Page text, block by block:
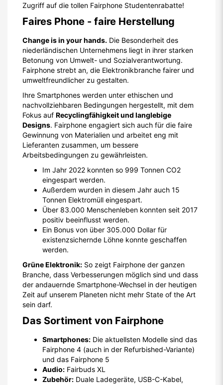
Zugriff auf die tollen Fairphone Studentenrabatte!
Faires Phone - faire Herstellung
Change is in your hands. Die Besonderheit des
niederländischen Unternehmens liegt in ihrer starken
Betonung von Umwelt- und Sozialverantwortung.
Fairphone strebt an, die Elektronikbranche fairer und
umweltfreundlicher zu gestalten.
Ihre Smartphones werden unter ethischen und
nachvollziehbaren Bedingungen hergestellt, mit dem
Fokus auf Recyclingfähigkeit und langlebige
Designs. Fairphone engagiert sich auch für die faire
Gewinnung von Materialien und arbeitet eng mit
Lieferanten zusammen, um bessere
Arbeitsbedingungen zu gewährleisten.
Im Jahr 2022 konnten so 999 Tonnen CO2
eingespart werden.
Außerdem wurden in diesem Jahr auch 15
Tonnen Elektromüll eingespart.
Über 83.000 Menschenleben konnten seit 2017
positiv beeinflusst werden.
Ein Bonus von über 305.000 Dollar für
existenzsichernde Löhne konnte geschaffen
werden.
Grüne Elektronik: So zeigt Fairphone der ganzen
Branche, dass Verbesserungen möglich sind und dass
der andauernde Smartphone-Wechsel in der heutigen
Zeit auf unserem Planeten nicht mehr State of the Art
sein darf.
Das Sortiment von Fairphone
Smartphones: Die aktuellsten Modelle sind das
Fairphone 4 (auch in der Refurbished-Variante)
und das Fairphone 5
Audio: Fairbuds XL
Zubehör: Duale Ladegeräte, USB-C-Kabel,